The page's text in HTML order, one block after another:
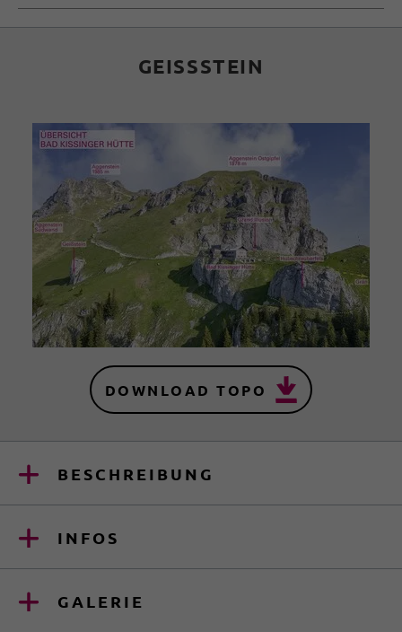
GEISSSTEIN
DOWNLOAD TOPO
BESCHREIBUNG
INFOS
GALERIE